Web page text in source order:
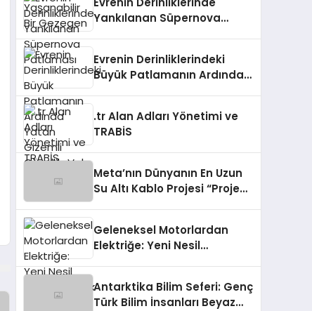
Yankılanan Süpernova
Evrenin Derinliklerindeki
Büyük Patlamanın Ardında
.tr Alan Adları Yönetimi ve
TRABİS
Meta’nın Dünyanın En Uzun
Su Altı Kablo Projesi “Project
Geleneksel Motorlardan
Elektriğe: Yeni Nesil
Antarktika Bilim Seferi: Genç
Türk Bilim İnsanları Beyaz